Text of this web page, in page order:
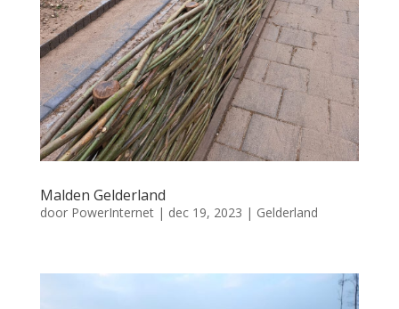
Malden Gelderland
door PowerInternet| dec 19, 2023 | Gelderland